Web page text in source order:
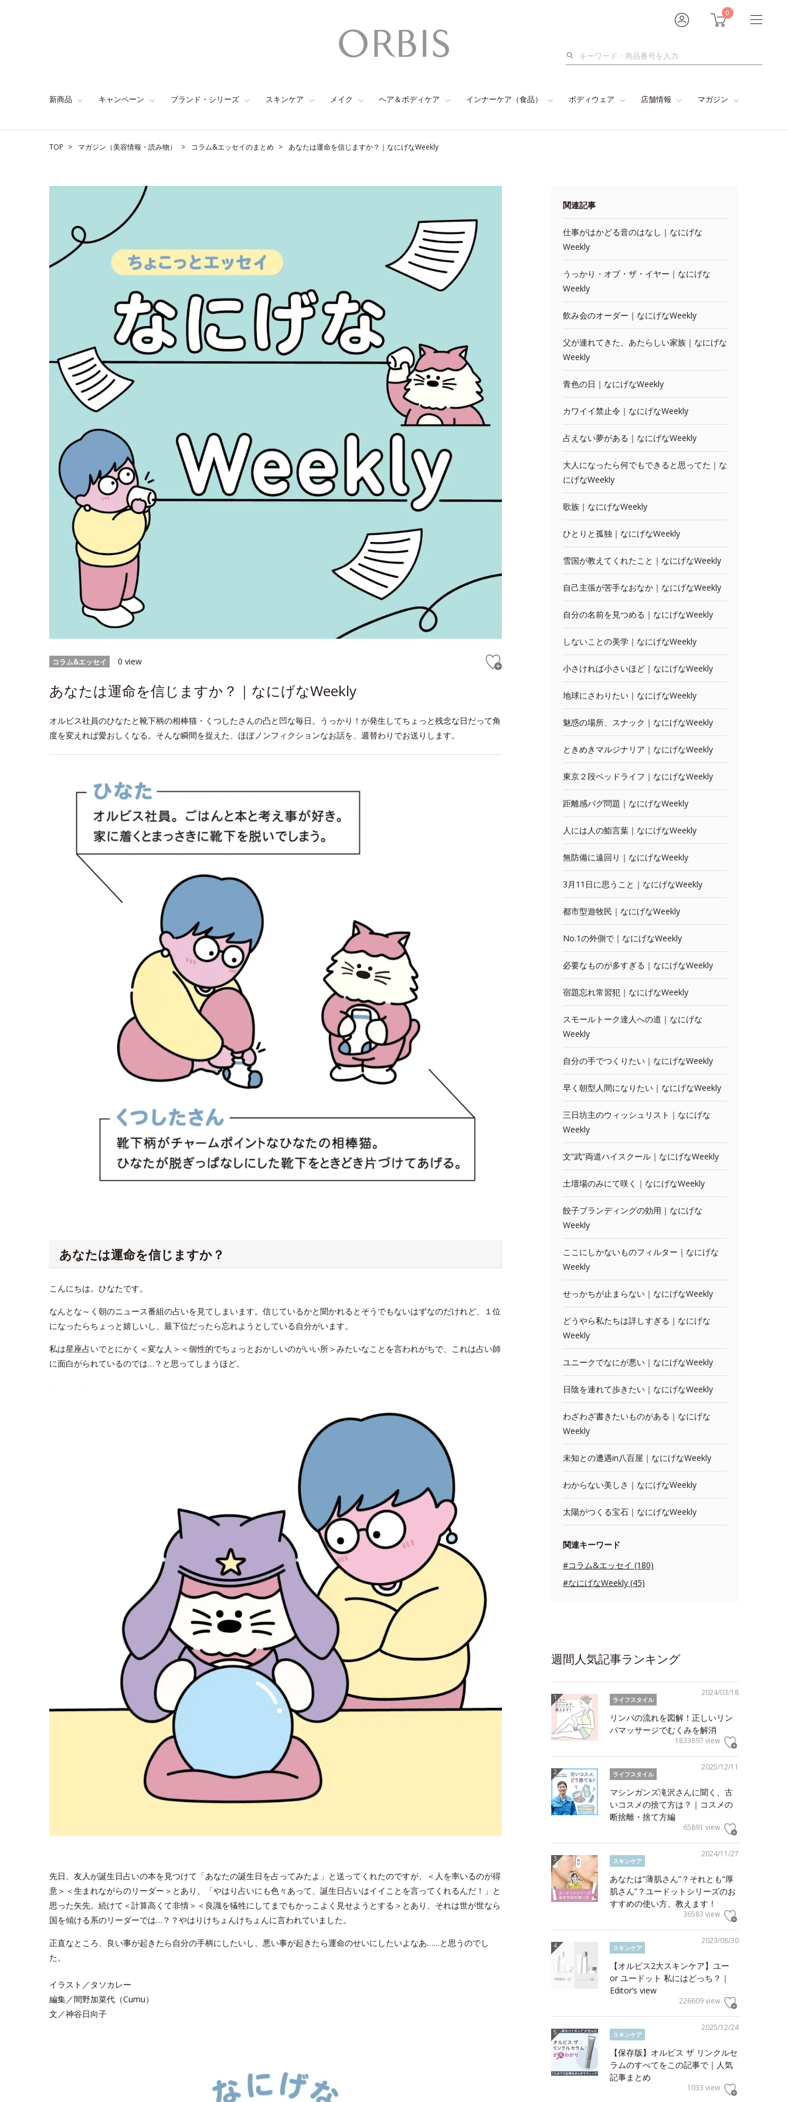
0
検
新商品 キャンペーン ブランド・シリーズ スキンケア メイク ヘア＆ボディケア インナーケア（食品） ボディウェア 店舗情報 マガジン
TOP マガジン（美容情報・読み物） コラム&エッセイのまとめ あなたは運命を信じますか？｜なにげなWeekly
コラム&エッセイ 0 view
あなたは運命を信じますか？｜なにげなWeekly
オルビス社員のひなたと靴下柄の相棒猫・くつしたさんの凸と凹な毎日。うっかり！が発生してちょっと残念な日だって角
度を変えれば愛おしくなる。そんな瞬間を捉えた、ほぼノンフィクションなお話を、週替わりでお送りします。
あなたは運命を信じますか？
こんにちは。ひなたです。
なんとな～く朝のニュース番組の占いを見てしまいます。信じているかと聞かれるとそうでもないはずなのだけれど、１位
になったらちょっと嬉しいし、最下位だったら忘れようとしている自分がいます。
私は星座占いでとにかく＜変な人＞＜個性的でちょっとおかしいのがいい所＞みたいなことを言われがちで、これは占い師
に面白がられているのでは…？と思ってしまうほど。
先日、友人が誕生日占いの本を見つけて「あなたの誕生日を占ってみたよ」と送ってくれたのですが、＜人を率いるのが得
意＞＜生まれながらのリーダー＞とあり、「やはり占いにも色々あって、誕生日占いはイイことを言ってくれるんだ！」と
思った矢先。続けて＜計算高くて非情＞＜良識を犠牲にしてまでもかっこよく見せようとする＞とあり、それは世が世なら
国を傾ける系のリーダーでは…？？やはりけちょんけちょんに言われていました。
正直なところ、良い事が起きたら自分の手柄にしたいし、悪い事が起きたら運命のせいにしたいよなあ……と思うのでし
た。
イラスト／タソカレー
編集／間野加菜代（Cumu）
文／神谷日向子
関連記事
仕事がはかどる音のはなし｜なにげな
Weekly
うっかり・オブ・ザ・イヤー｜なにげな
Weekly
飲み会のオーダー｜なにげなWeekly
父が連れてきた、あたらしい家族｜なにげな
Weekly
青色の日｜なにげなWeekly
カワイイ禁止令｜なにげなWeekly
占えない夢がある｜なにげなWeekly
大人になったら何でもできると思ってた｜な
にげなWeekly
歌族｜なにげなWeekly
ひとりと孤独｜なにげなWeekly
雪国が教えてくれたこと｜なにげなWeekly
自己主張が苦手なおなか｜なにげなWeekly
自分の名前を見つめる｜なにげなWeekly
しないことの美学｜なにげなWeekly
小さければ小さいほど｜なにげなWeekly
地球にさわりたい｜なにげなWeekly
魅惑の場所、スナック｜なにげなWeekly
ときめきマルジナリア｜なにげなWeekly
東京２段ベッドライフ｜なにげなWeekly
距離感バグ問題｜なにげなWeekly
人には人の鮨言葉｜なにげなWeekly
無防備に遠回り｜なにげなWeekly
3月11日に思うこと｜なにげなWeekly
都市型遊牧民｜なにげなWeekly
No.1の外側で｜なにげなWeekly
必要なものが多すぎる｜なにげなWeekly
宿題忘れ常習犯｜なにげなWeekly
スモールトーク達人への道｜なにげな
Weekly
自分の手でつくりたい｜なにげなWeekly
早く朝型人間になりたい｜なにげなWeekly
三日坊主のウィッシュリスト｜なにげな
Weekly
文“武”両道ハイスクール｜なにげなWeekly
土壇場のみにて咲く｜なにげなWeekly
餃子ブランディングの効用｜なにげな
Weekly
ここにしかないものフィルター｜なにげな
Weekly
せっかちが止まらない｜なにげなWeekly
どうやら私たちは詳しすぎる｜なにげな
Weekly
ユニークでなにが悪い｜なにげなWeekly
日陰を連れて歩きたい｜なにげなWeekly
わざわざ書きたいものがある｜なにげな
Weekly
未知との遭遇in八百屋｜なにげなWeekly
わからない美しさ｜なにげなWeekly
太陽がつくる宝石｜なにげなWeekly
関連キーワード
#コラム&エッセイ (180)
#なにげなWeekly (45)
週間人気記事ランキング
2024/03/18
ライフスタイル
リンパの流れを図解！正しいリン
パマッサージでむくみを解消
1833897 view
2025/12/11
ライフスタイル
マシンガンズ滝沢さんに聞く、古
いコスメの捨て方は？｜コスメの
断捨離・捨て方編
65891 view
2024/11/27
スキンケア
あなたは“薄肌さん”？それとも“厚
肌さん”？ユードットシリーズのお
すすめの使い方、教えます！
36583 view
2023/08/30
スキンケア
【オルビス2大スキンケア】ユー
or ユードット 私にはどっち？｜
Editor’s view
226609 view
2025/12/24
スキンケア
【保存版】オルビス ザ リンクルセ
ラムのすべてをこの記事で｜人気
記事まとめ
1033 view